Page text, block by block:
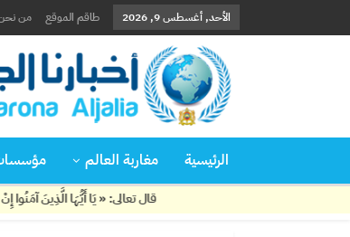
الأحد, أغسطس 9, 2026 طاقم الموقع من
الرئيسية مغاربة العالم
قال تعالى: « يَا أَيُّهَا الَّذِينَ آمَنُوا